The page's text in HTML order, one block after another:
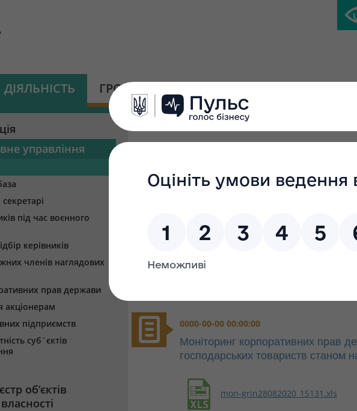
ДІЯЛЬНІСТЬ ГРОМАДСЬКА ПЛАТФОРМА
управління
під час воєнного
керівників
членів наглядових
прав держави
акціонерам
підприємств
суб`єктів
об‘єктів
Новини
Фільтр пошуку
0000-00-00 00:00:00
Моніторинг корпоративних прав
господарських товариств станом
mon-grin28082020_15131.xls